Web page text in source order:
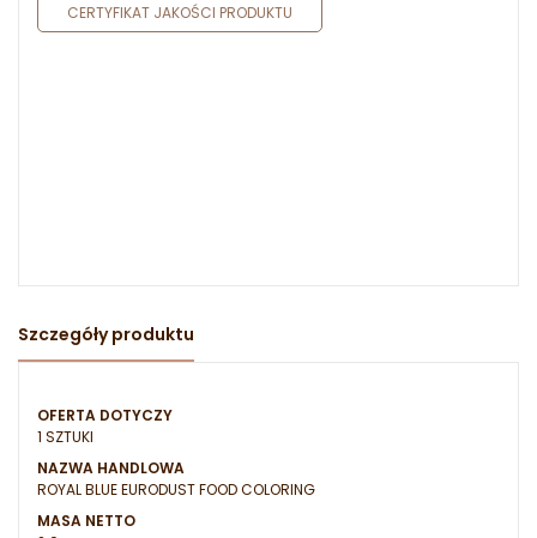
CERTYFIKAT JAKOŚCI PRODUKTU
Szczegóły produktu
OFERTA DOTYCZY
1 SZTUKI
NAZWA HANDLOWA
ROYAL BLUE EURODUST FOOD COLORING
MASA NETTO